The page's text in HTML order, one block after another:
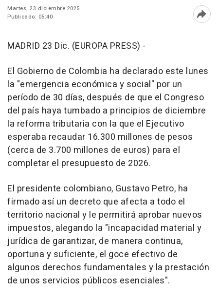
Martes, 23 diciembre 2025
Publicado: 05:40
MADRID 23 Dic. (EUROPA PRESS) -
El Gobierno de Colombia ha declarado este lunes
la "emergencia económica y social" por un
período de 30 días, después de que el Congreso
del país haya tumbado a principios de diciembre
la reforma tributaria con la que el Ejecutivo
esperaba recaudar 16.300 millones de pesos
(cerca de 3.700 millones de euros) para el
completar el presupuesto de 2026.
El presidente colombiano, Gustavo Petro, ha
firmado así un decreto que afecta a todo el
territorio nacional y le permitirá aprobar nuevos
impuestos, alegando la "incapacidad material y
jurídica de garantizar, de manera continua,
oportuna y suficiente, el goce efectivo de
algunos derechos fundamentales y la prestación
de unos servicios públicos esenciales".